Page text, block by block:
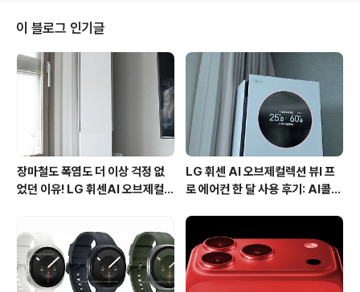
티스토어 및 애플앱스토어에서 무료로 다운받아 게임을 즐
길 수 있습니다. 검색창에 메이플스토리빌리지를 검색 설
치버튼을 터치하면 메이플스토리빌리지를 즐길 준비 완료!
메이플스토리빌리지는 NEST회원이 되어야만 게임을 즐
길 수 있습니다. 이미 회원가입이 되어 있다면 아이디와 비
번을 입력하고 로그인을 해주면 메이플스토리빌리지를 시
이 블로그 인기글
장마철도 폭염도 더 이상 걱정 없
었던 이유! LG 휘센AI 오브제컬렉
LG 휘센 AI 오브제컬렉션 뷰I 프
로 에어컨 한 달 사용 후기: AI콜드